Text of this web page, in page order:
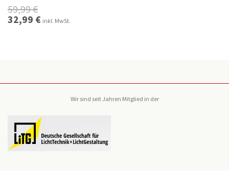
59,99€
Ursprünglicher
Preis
32,99 €Aktueller
Preis
inkl. MwSt.
Wir sind seit Jahren Mitglied in der